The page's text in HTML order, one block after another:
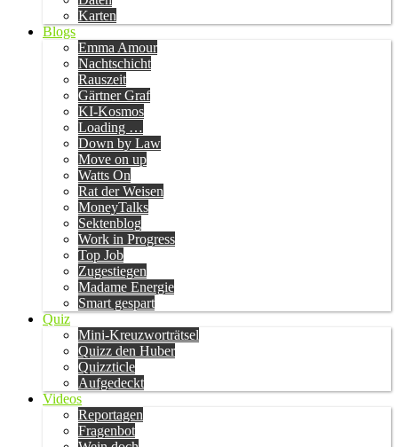
Karten
Blogs
Emma Amour
Nachtschicht
Rauszeit
Gärtner Graf
KI-Kosmos
Loading …
Down by Law
Move on up
Watts On
Rat der Weisen
MoneyTalks
Sektenblog
Work in Progress
Top Job
Zugestiegen
Madame Energie
Smart gespart
Quiz
Mini-Kreuzworträtsel
Quizz den Huber
Quizzticle
Aufgedeckt
Videos
Reportagen
Fragenbot